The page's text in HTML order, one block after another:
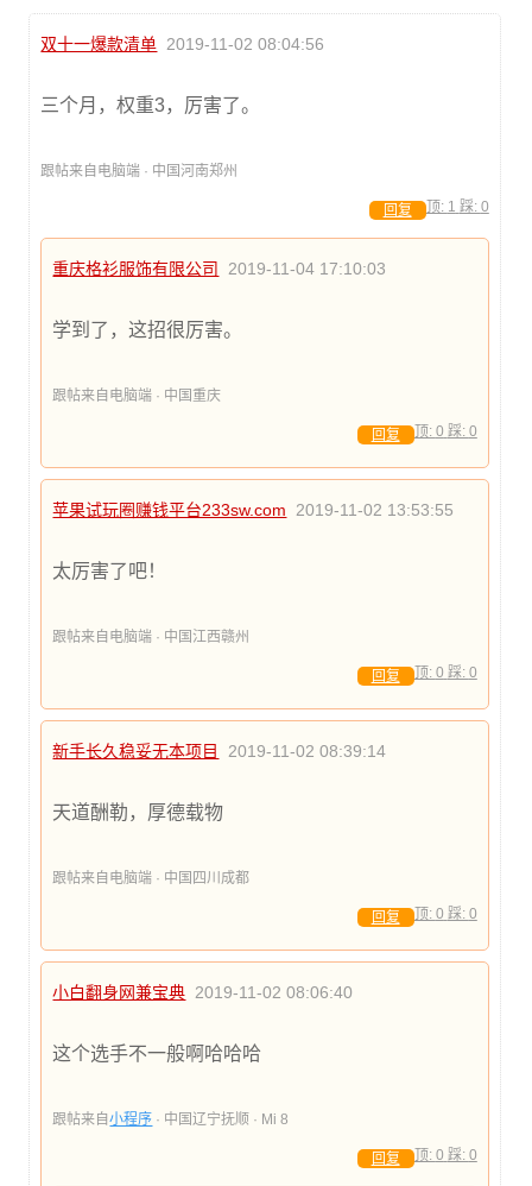
双十一爆款清单 2019-11-02 08:04:56
三个月，权重3，厉害了。
跟帖来自电脑端 · 中国河南郑州
顶: 1 踩: 0
回复
重庆格衫服饰有限公司 2019-11-04 17:10:03
学到了，这招很厉害。
跟帖来自电脑端 · 中国重庆
顶: 0 踩: 0
回复
苹果试玩圈赚钱平台233sw.com 2019-11-02 13:53:55
太厉害了吧！
跟帖来自电脑端 · 中国江西赣州
顶: 0 踩: 0
回复
新手长久稳妥无本项目 2019-11-02 08:39:14
天道酬勒，厚德载物
跟帖来自电脑端 · 中国四川成都
顶: 0 踩: 0
回复
小白翻身网兼宝典 2019-11-02 08:06:40
这个选手不一般啊哈哈哈
跟帖来自小程序 · 中国辽宁抚顺 · Mi 8
顶: 0 踩: 0
回复